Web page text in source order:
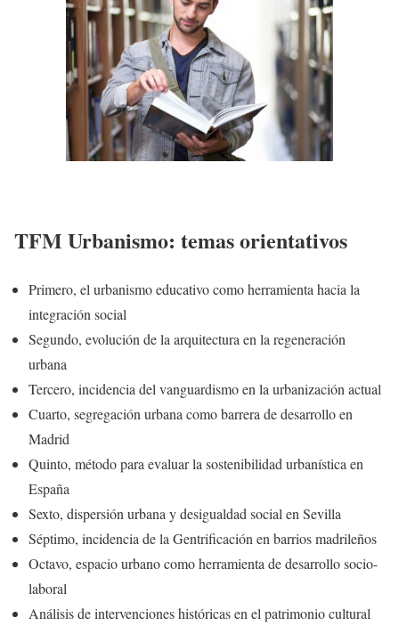
TFM Urbanismo: temas orientativos
Primero, el urbanismo educativo como herramienta hacia la
integración social
Segundo, evolución de la arquitectura en la regeneración
urbana
Tercero, incidencia del vanguardismo en la urbanización actual
Cuarto, segregación urbana como barrera de desarrollo en
Madrid
Quinto, método para evaluar la sostenibilidad urbanística en
España
Sexto, dispersión urbana y desigualdad social en Sevilla
Séptimo, incidencia de la Gentrificación en barrios madrileños
Octavo, espacio urbano como herramienta de desarrollo socio-
laboral
Análisis de intervenciones históricas en el patrimonio cultural